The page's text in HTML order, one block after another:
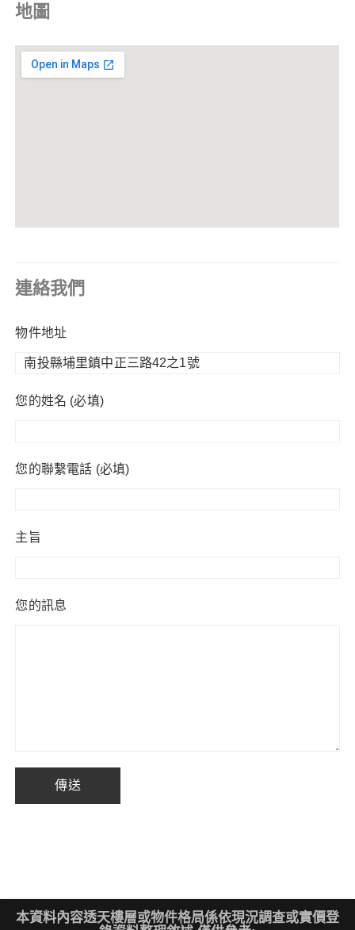
地圖
連絡我們
物件地址
您的姓名 (必填)
您的聯繫電話 (必填)
主旨
您的訊息
本資料內容透天樓層或物件格局係依現況調查或實價登